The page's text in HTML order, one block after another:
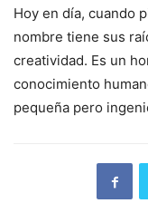
Hoy en día, cuando
nombre tiene sus
creatividad. Es un
conocimiento
pequeña pero